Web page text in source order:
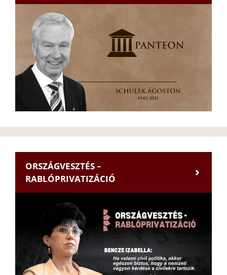
ORSZÁGVESZTÉS –
RABLÓPRIVATIZÁCIÓ